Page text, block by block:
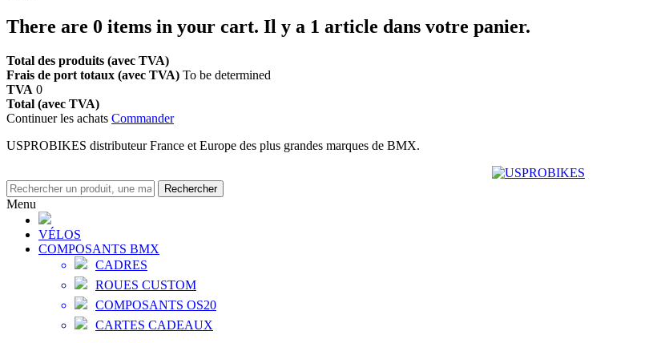
There are 0 items in your cart. Il y a 1 article dans votre panier.
Total des produits (avec TVA)
Frais de port totaux (avec TVA) To be determined
TVA 0
Total (avec TVA)
Continuer les achats Commander
USPROBIKES distributeur France et Europe des plus grandes marques de BMX.
Rechercher
Menu
VÉLOS
COMPOSANTS BMX
CADRES
ROUES CUSTOM
COMPOSANTS OS20
CARTES CADEAUX